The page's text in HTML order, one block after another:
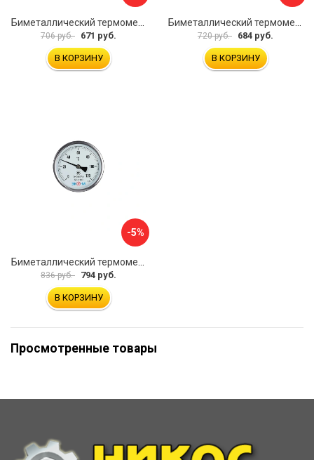
706 руб. 671 руб.
В КОРЗИНУ
720 руб. 684 руб.
В КОРЗИНУ
-5%
836 руб. 794 руб.
В КОРЗИНУ
Просмотренные товары